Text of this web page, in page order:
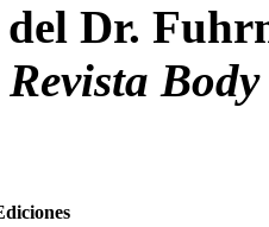
Dr.
Revista